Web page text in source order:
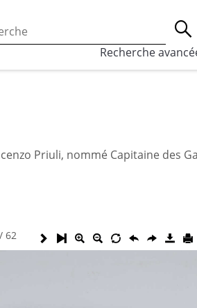
des cookies, qui sont
Recherche
Priuli, nommé Capitaine des
/ 62